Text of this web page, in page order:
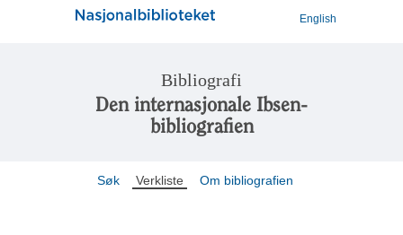
English
Bibliografi
Den internasjonale Ibsen-
bibliografien
Søk Verkliste Om bibliografien